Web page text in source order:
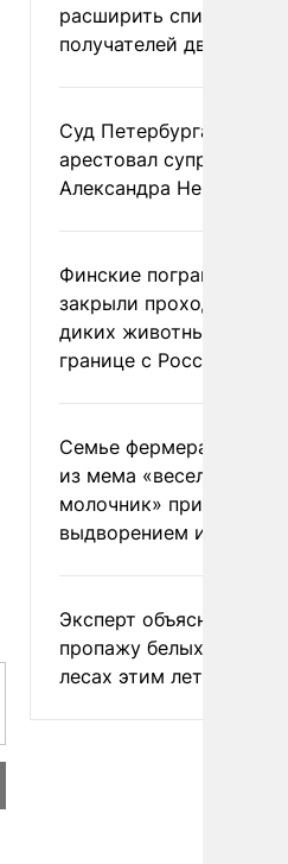
расширить список
получателей двух
Суд Петербурга заочно
арестовал супругу
Александра Невзорова
Финские пограничники
закрыли проходы для
диких животных на
границе с Россией
Семье фермера
из мема «веселый
молочник» пригрозили
выдворением из
Эксперт объяснил
пропажу белых грибов
лесах этим летом